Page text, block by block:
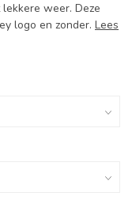
weer. Deze
logo en zonder. Lees